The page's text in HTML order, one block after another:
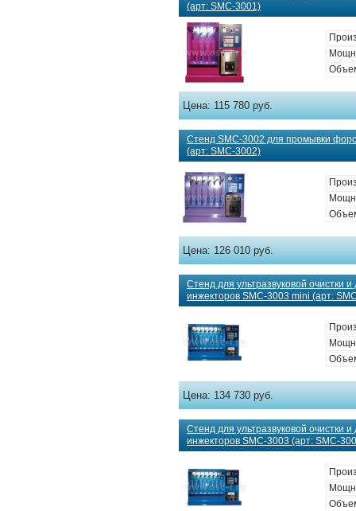
(арт: SMC-3001)
Цена:115 780 руб.
Стенд SMC-3002 для промывки
(арт: SMC-3002)
Цена:126 010 руб.
Стенд для ультразвуковой очистки и
инжекторов SMC-3003 mini (арт:
Цена:134 730 руб.
Стенд для ультразвуковой очистки и
инжекторов SMC-3003 (арт: SMC-